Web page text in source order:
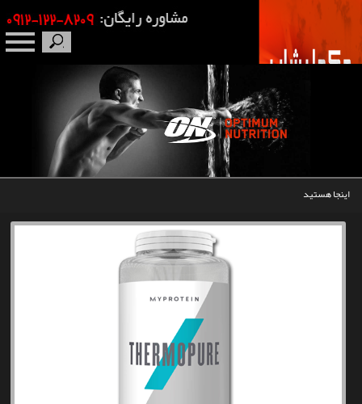
اینجا هستید